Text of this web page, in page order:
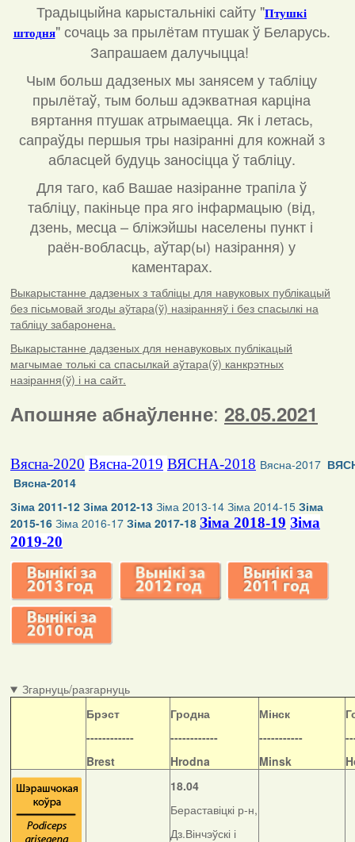
Традыцыйна карыстальнікі сайту "Птушкі
штодня" сочаць за прылётам птушак ў Беларусь.
Запрашаем далучыцца!
Чым больш дадзеных мы занясем у табліцу
прылётаў, тым больш адэкватная карціна
вяртання птушак атрымаецца. Як і летась,
сапраўды першыя тры назіранні для кожнай з
абласцей будуць заносіцца ў табліцу.
Для таго, каб Вашае назіранне трапіла ў
табліцу, пакіньце пра яго інфармацыю (від,
дзень, месца – бліжэйшы населены пункт і
раён-вобласць, аўтар(ы) назірання) у
каментарах.
Выкарыстанне дадзеных з табліцы для навуковых публікацый
без пісьмовай згоды аўтара(ў) назіранняў і без спасылкі на
табліцу забаронена.
Выкарыстанне дадзеных для ненавуковых публікацый
магчымае толькі са спасылкай аўтара(ў) канкрэтных
назірання(ў) і на сайт.
Апошняе абнаўленне: 28.05.2021
Вясна-2020 Вясна-2019 ВЯСНА-2018 Вясна-2017
Вясна-2014
Зіма 2011-12 Зіма 2012-13 Зіма 2013-14 Зіма 2014-15 Зіма
2015-16 Зіма 2016-17 Зіма 2017-18 Зіма 2018-19 Зіма
2019-20
Згарнуць/разгарнуць
Брэст
------------
Brest
Гродна
------------
Hrodna
Мінск
-----------
Minsk
18.04
Бераставіцкі р-н,
Дз.Вінчэўскі і